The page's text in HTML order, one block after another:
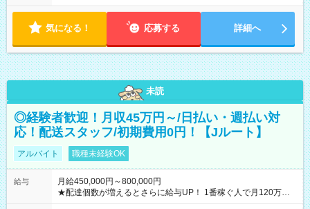
気になる！ 応募する 詳細へ
未読
◎経験者歓迎！月収45万円～/日払い・週払い対
応！配送スタッフ/初期費用0円！【Jルート】
アルバイト 職種未経験OK
給与
月給450,000円～800,000円
★配達個数が増えるとさらに給与UP！ 1番稼ぐ人で月120万ほ
ど！ ・主要都市エリア 月収55万円／週5日稼働 月収65万~112